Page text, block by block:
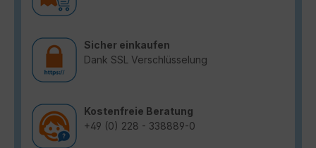
Sicher einkaufen
Dank SSL Verschlüsselung
Kostenfreie Beratung
+49 (0) 228 - 338889-0